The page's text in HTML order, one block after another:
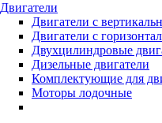
Двигатели
Двигатели с
Двигатели с
Двухцилиндровые
Дизельные двигатели
Комплектующие для
Моторы лодочные